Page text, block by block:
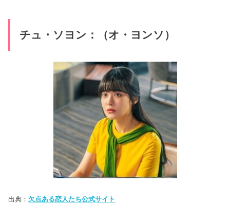
チュ・ソヨン：（オ・ヨンソ）
出典： 欠点ある恋人たち公式サイト